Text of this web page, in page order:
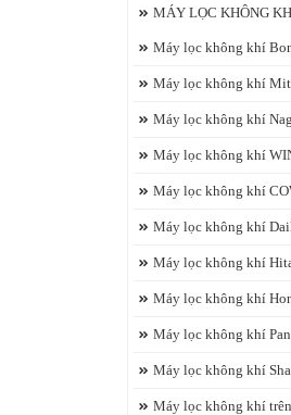
MÁY LỌC KHÔNG
Máy lọc không khí
Máy lọc không khí
Máy lọc không khí
Máy lọc không khí
Máy lọc không khí
Máy lọc không khí
Máy lọc không khí
Máy lọc không khí
Máy lọc không khí
Máy lọc không khí
Máy lọc không khí